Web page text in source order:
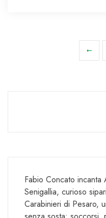
Fabio Concato incanta
Senigallia, curioso
Carabinieri di Pesaro,